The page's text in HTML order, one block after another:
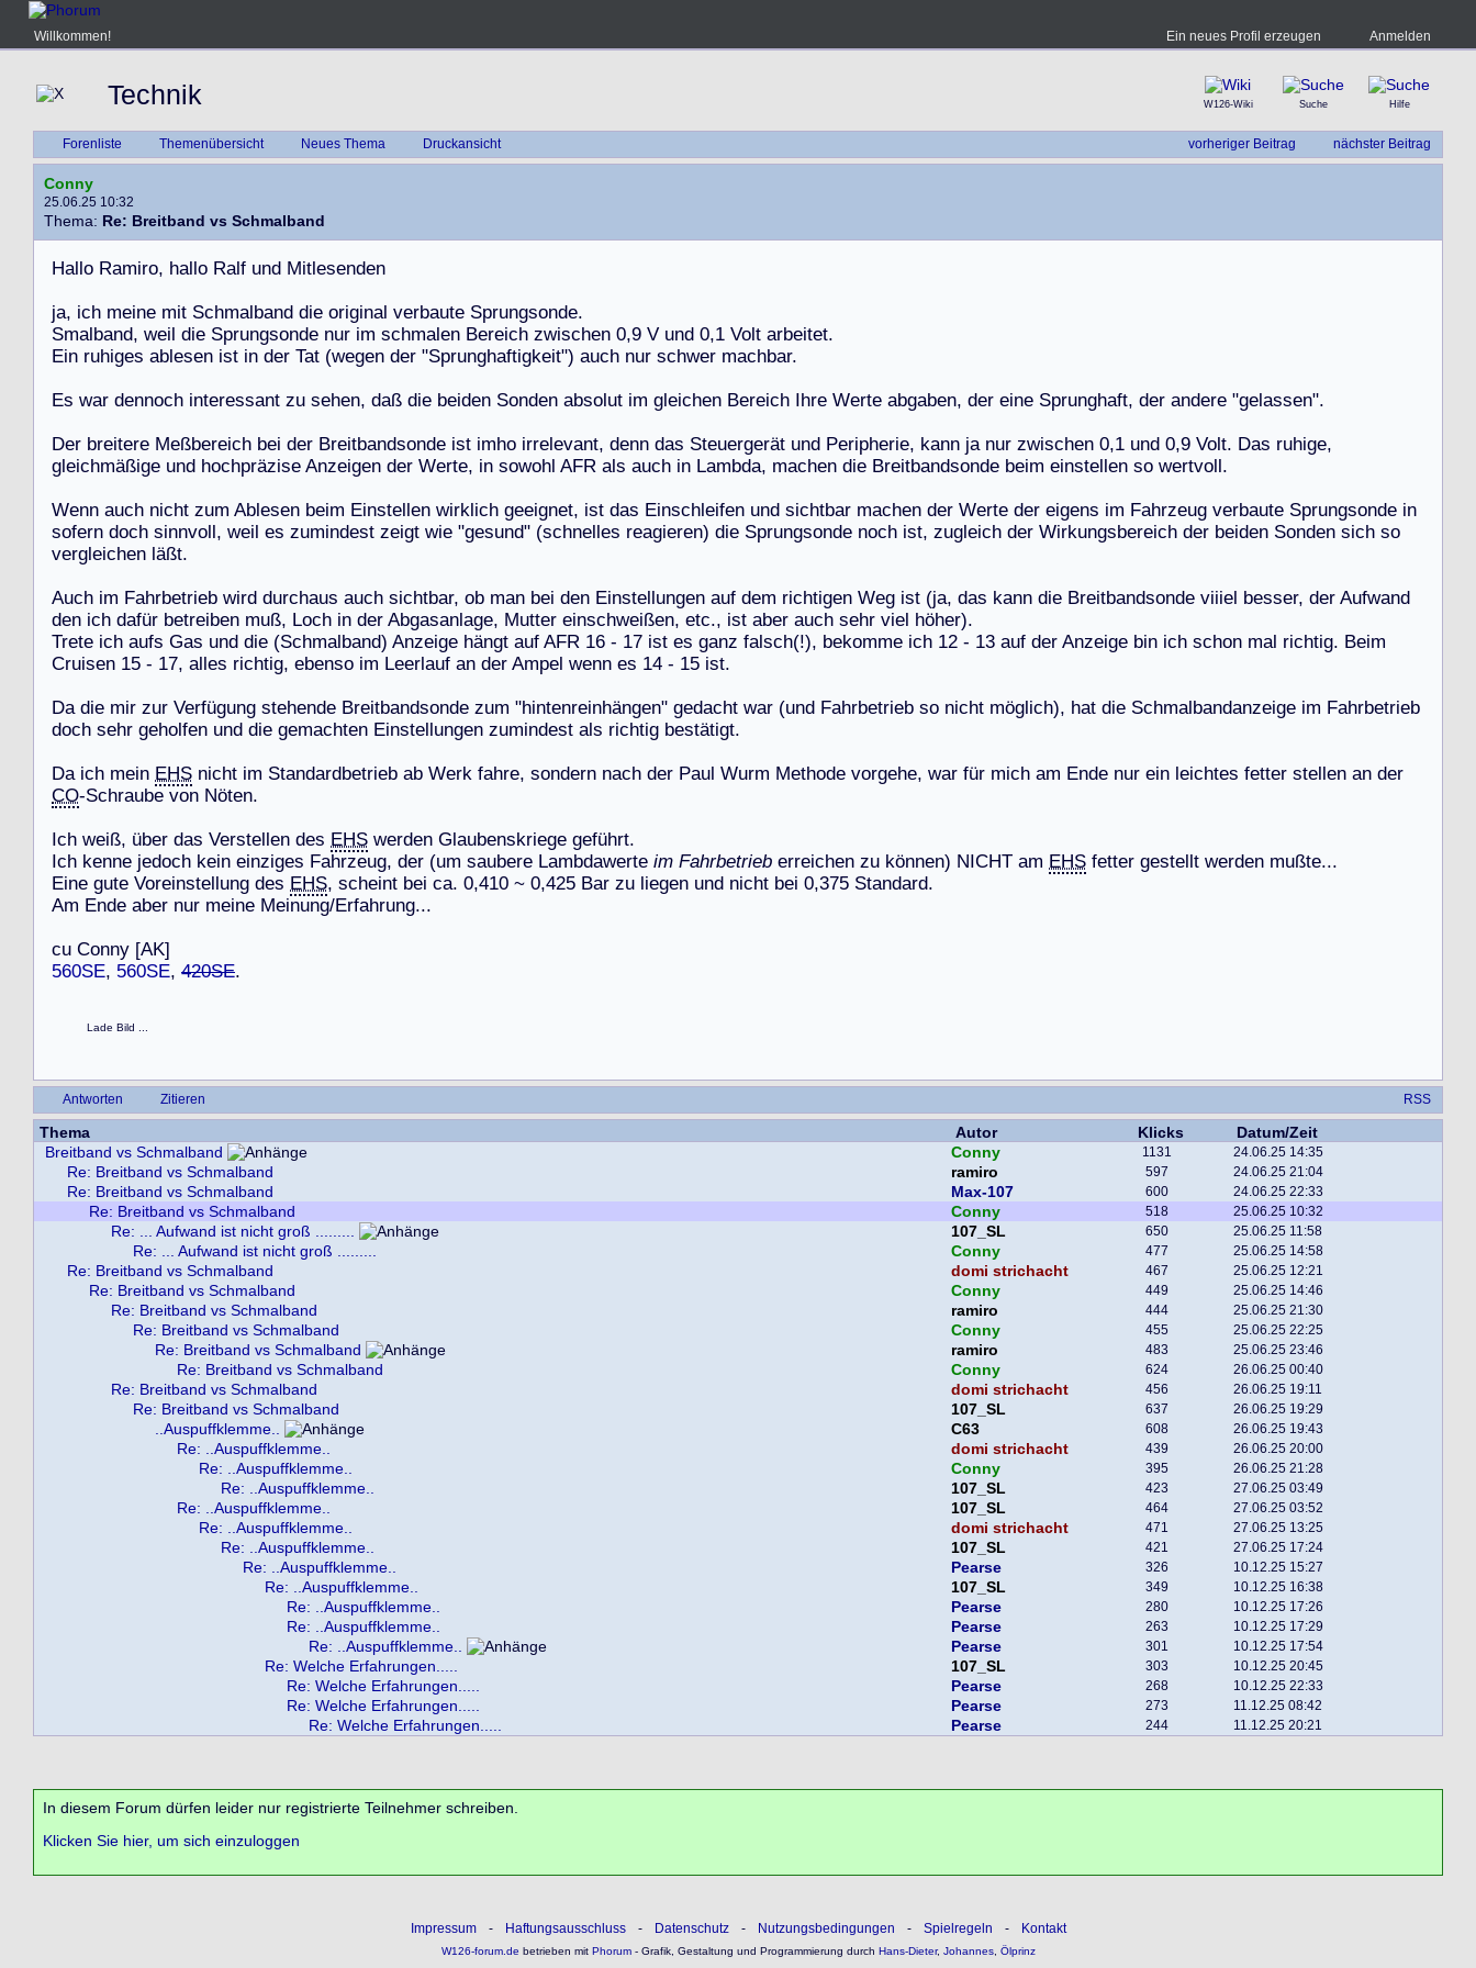
Willkommen! Ein neues Profil erzeugen Anmelden
Technik W126-Wiki Suche Hilfe
vorheriger Beitrag nächster Beitrag
Forenliste Themenübersicht Neues Thema Druckansicht
Conny
25.06.25 10:32
Thema: Re: Breitband vs Schmalband
Hallo Ramiro, hallo Ralf und Mitlesenden
ja, ich meine mit Schmalband die original verbaute Sprungsonde.
Smalband, weil die Sprungsonde nur im schmalen Bereich zwischen 0,9 V und 0,1 Volt arbeitet.
Ein ruhiges ablesen ist in der Tat (wegen der "Sprunghaftigkeit") auch nur schwer machbar.
Es war dennoch interessant zu sehen, daß die beiden Sonden absolut im gleichen Bereich Ihre Werte abgaben, der eine Sprunghaft, der andere "gelassen".
Der breitere Meßbereich bei der Breitbandsonde ist imho irrelevant, denn das Steuergerät und Peripherie, kann ja nur zwischen 0,1 und 0,9 Volt. Das ruhige,
gleichmäßige und hochpräzise Anzeigen der Werte, in sowohl AFR als auch in Lambda, machen die Breitbandsonde beim einstellen so wertvoll.
Wenn auch nicht zum Ablesen beim Einstellen wirklich geeignet, ist das Einschleifen und sichtbar machen der Werte der eigens im Fahrzeug verbaute Sprungsonde in
sofern doch sinnvoll, weil es zumindest zeigt wie "gesund" (schnelles reagieren) die Sprungsonde noch ist, zugleich der Wirkungsbereich der beiden Sonden sich so
vergleichen läßt.
Auch im Fahrbetrieb wird durchaus auch sichtbar, ob man bei den Einstellungen auf dem richtigen Weg ist (ja, das kann die Breitbandsonde viiiel besser, der Aufwand
den ich dafür betreiben muß, Loch in der Abgasanlage, Mutter einschweißen, etc., ist aber auch sehr viel höher).
Trete ich aufs Gas und die (Schmalband) Anzeige hängt auf AFR 16 - 17 ist es ganz falsch(!), bekomme ich 12 - 13 auf der Anzeige bin ich schon mal richtig. Beim
Cruisen 15 - 17, alles richtig, ebenso im Leerlauf an der Ampel wenn es 14 - 15 ist.
Da die mir zur Verfügung stehende Breitbandsonde zum "hintenreinhängen" gedacht war (und Fahrbetrieb so nicht möglich), hat die Schmalbandanzeige im Fahrbetrieb
doch sehr geholfen und die gemachten Einstellungen zumindest als richtig bestätigt.
Da ich mein EHS nicht im Standardbetrieb ab Werk fahre, sondern nach der Paul Wurm Methode vorgehe, war für mich am Ende nur ein leichtes fetter stellen an der
CO-Schraube von Nöten.
Ich weiß, über das Verstellen des EHS werden Glaubenskriege geführt.
Ich kenne jedoch kein einziges Fahrzeug, der (um saubere Lambdawerte im Fahrbetrieb erreichen zu können) NICHT am EHS fetter gestellt werden mußte...
Eine gute Voreinstellung des EHS, scheint bei ca. 0,410 ~ 0,425 Bar zu liegen und nicht bei 0,375 Standard.
Am Ende aber nur meine Meinung/Erfahrung...
cu Conny [AK]
560SE, 560SE, 420SE.
Lade Bild ...
Antworten Zitieren RSS
Thema Autor Klicks
Datum/Zeit
Breitband vs Schmalband
Conny 1131 24.06.25 14:35
Re: Breitband vs Schmalband ramiro 597 24.06.25 21:04
Re: Breitband vs Schmalband Max-107 600 24.06.25 22:33
Re: Breitband vs Schmalband Conny 518 25.06.25 10:32
Re: ... Aufwand ist nicht groß ......... 107_SL 650 25.06.25 11:58
Re: ... Aufwand ist nicht groß ......... Conny 477 25.06.25 14:58
Re: Breitband vs Schmalband domi strichacht 467 25.06.25 12:21
Re: Breitband vs Schmalband Conny 449 25.06.25 14:46
Re: Breitband vs Schmalband ramiro 444 25.06.25 21:30
Re: Breitband vs Schmalband Conny 455 25.06.25 22:25
Re: Breitband vs Schmalband ramiro 483 25.06.25 23:46
Re: Breitband vs Schmalband Conny 624 26.06.25 00:40
Re: Breitband vs Schmalband domi strichacht 456 26.06.25 19:11
Re: Breitband vs Schmalband 107_SL 637 26.06.25 19:29
..Auspuffklemme.. C63 608 26.06.25 19:43
Re: ..Auspuffklemme.. domi strichacht 439 26.06.25 20:00
Re: ..Auspuffklemme.. Conny 395 26.06.25 21:28
Re: ..Auspuffklemme.. 107_SL 423 27.06.25 03:49
Re: ..Auspuffklemme.. 107_SL 464 27.06.25 03:52
Re: ..Auspuffklemme.. domi strichacht 471 27.06.25 13:25
Re: ..Auspuffklemme.. 107_SL 421 27.06.25 17:24
Re: ..Auspuffklemme.. Pearse 326 10.12.25 15:27
Re: ..Auspuffklemme.. 107_SL 349 10.12.25 16:38
Re: ..Auspuffklemme.. Pearse 280 10.12.25 17:26
Re: ..Auspuffklemme.. Pearse 263 10.12.25 17:29
Re: ..Auspuffklemme.. Pearse 301 10.12.25 17:54
Re: Welche Erfahrungen..... 107_SL 303 10.12.25 20:45
Re: Welche Erfahrungen..... Pearse 268 10.12.25 22:33
Re: Welche Erfahrungen..... Pearse 273 11.12.25 08:42
Re: Welche Erfahrungen..... Pearse 244 11.12.25 20:21
In diesem Forum dürfen leider nur registrierte Teilnehmer schreiben.
Klicken Sie hier, um sich einzuloggen
Impressum - Haftungsausschluss - Datenschutz - Nutzungsbedingungen - Spielregeln - Kontakt
W126-forum.de betrieben mitPhorum- Grafik, Gestaltung und Programmierung durch Hans-Dieter, Johannes, Ölprinz